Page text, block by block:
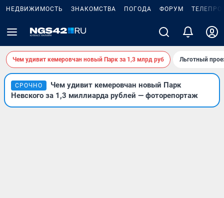
НЕДВИЖИМОСТЬ ЗНАКОМСТВА ПОГОДА ФОРУМ
Чем удивит кемеровчан новый Парк за 1,3 млрд руб Льготный
СРОЧНО
Чем удивит кемеровчан новый Парк
Невского за 1,3 миллиарда рублей — фоторепортаж